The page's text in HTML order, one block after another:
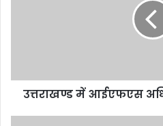
उत्तराखण्ड में आईएफएस